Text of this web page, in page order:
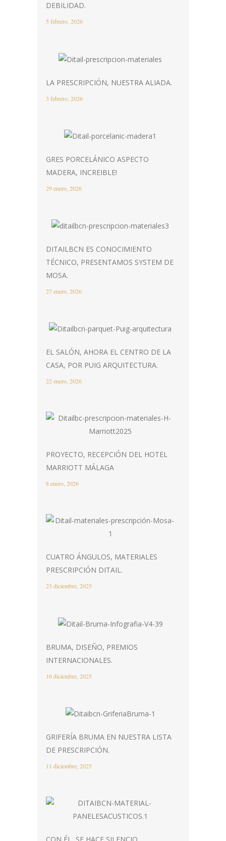
DEBILIDAD.
5 febrero, 2026
LA PRESCRIPCIÓN, NUESTRA ALIADA.
3 febrero, 2026
GRES PORCELÁNICO ASPECTO
MADERA, INCREIBLE!
29 enero, 2026
DITAILBCN ES CONOCIMIENTO
TÉCNICO, PRESENTAMOS SYSTEM DE
MOSA.
27 enero, 2026
EL SALÓN, AHORA EL CENTRO DE LA
CASA, POR PUIG ARQUITECTURA.
22 enero, 2026
PROYECTO, RECEPCIÓN DEL HOTEL
MARRIOTT MÁLAGA
8 enero, 2026
CUATRO ÁNGULOS, MATERIALES
PRESCRIPCIÓN DITAIL.
23 diciembre, 2025
BRUMA, DISEÑO, PREMIOS
INTERNACIONALES.
16 diciembre, 2025
GRIFERÍA BRUMA EN NUESTRA LISTA
DE PRESCRIPCIÓN.
11 diciembre, 2025